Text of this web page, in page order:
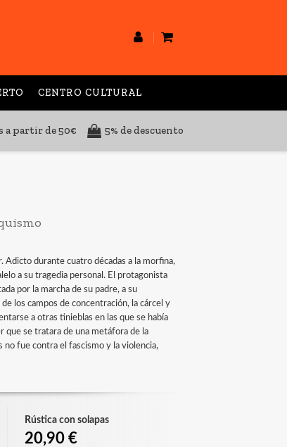
CENTRO CULTURAL
a partir de 50€ 5% de descuento
Adicto durante cuatro décadas a la morfina,
a su tragedia personal. El protagonista
por la marcha de su padre, a su
los campos de concentración, la cárcel y
a otras tinieblas en las que se había
que se tratara de una metáfora de la
no fue contra el fascismo y la violencia,
Rústica con solapas
20,90 €